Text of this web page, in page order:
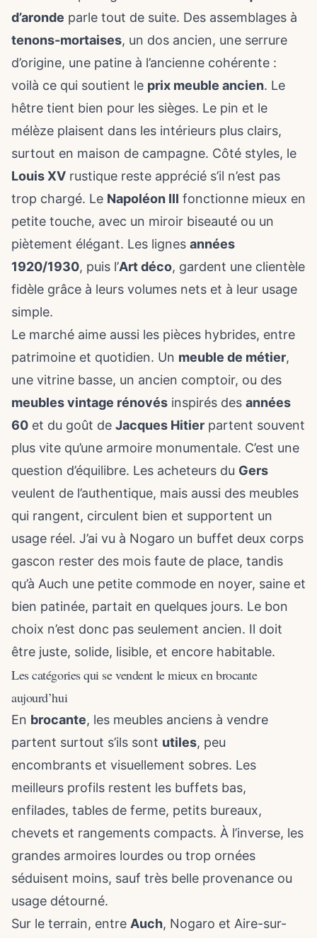
d’aronde parle tout de suite. Des assemblages à
tenons-mortaises, un dos ancien, une serrure
d’origine, une patine à l’ancienne cohérente :
voilà ce qui soutient le prix meuble ancien. Le
hêtre tient bien pour les sièges. Le pin et le
mélèze plaisent dans les intérieurs plus clairs,
surtout en maison de campagne. Côté styles, le
Louis XV rustique reste apprécié s’il n’est pas
trop chargé. Le Napoléon III fonctionne mieux en
petite touche, avec un miroir biseauté ou un
piètement élégant. Les lignes années
1920/1930, puis l’Art déco, gardent une clientèle
fidèle grâce à leurs volumes nets et à leur usage
simple.
Le marché aime aussi les pièces hybrides, entre
patrimoine et quotidien. Un meuble de métier,
une vitrine basse, un ancien comptoir, ou des
meubles vintage rénovés inspirés des années
60 et du goût de Jacques Hitier partent souvent
plus vite qu’une armoire monumentale. C’est une
question d’équilibre. Les acheteurs du Gers
veulent de l’authentique, mais aussi des meubles
qui rangent, circulent bien et supportent un
usage réel. J’ai vu à Nogaro un buffet deux corps
gascon rester des mois faute de place, tandis
qu’à Auch une petite commode en noyer, saine et
bien patinée, partait en quelques jours. Le bon
choix n’est donc pas seulement ancien. Il doit
être juste, solide, lisible, et encore habitable.
Les catégories qui se vendent le mieux en brocante
aujourd’hui
En brocante, les meubles anciens à vendre
partent surtout s’ils sont utiles, peu
encombrants et visuellement sobres. Les
meilleurs profils restent les buffets bas,
enfilades, tables de ferme, petits bureaux,
chevets et rangements compacts. À l’inverse, les
grandes armoires lourdes ou trop ornées
séduisent moins, sauf très belle provenance ou
usage détourné.
Sur le terrain, entre Auch, Nogaro et Aire-sur-